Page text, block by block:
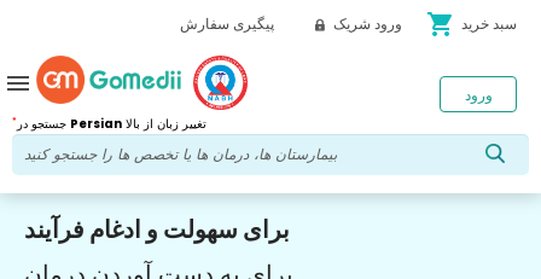
پیگیری سفارش ورود شریک shopping_cart سبد خرید
* Persian تغییر زبان از بالا
ورود menu
برای سهولت و ادغام فرآیند